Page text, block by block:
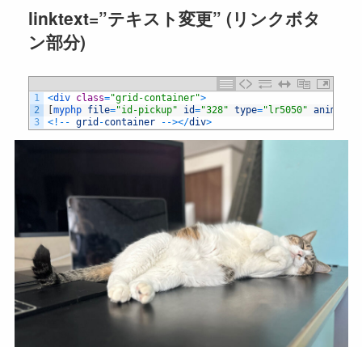
linktext=”テキスト変更” (リンクボタ
ン部分)
1
2
3
<div class="grid-container">
myphp file="id-pickup" id="328" type="lr5050"
< ! -- grid -container --></div>